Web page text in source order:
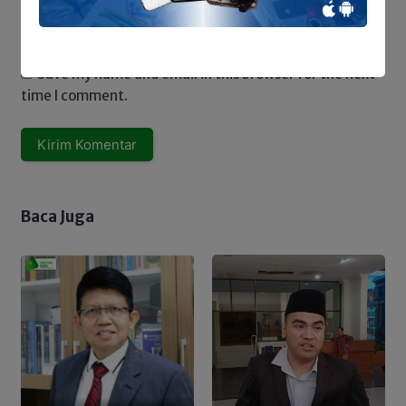
Save my name and email in this browser for the next
time I comment.
Baca Juga